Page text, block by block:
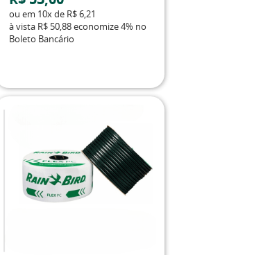
ou em 10xde R$ 6,21
à vista R$ 50,88economize4% no
Boleto Bancário